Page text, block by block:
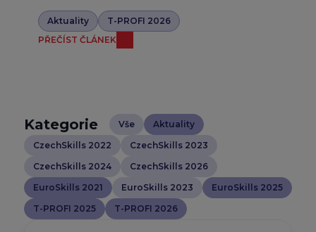
Aktuality
T-PROFI 2026
PŘEČÍST ČLÁNEK
Kategorie Vše
Aktuality
CzechSkills 2022
CzechSkills 2023
CzechSkills 2024
CzechSkills 2026
EuroSkills 2021
EuroSkills 2023
EuroSkills 2025
T-PROFI 2025
T-PROFI 2026